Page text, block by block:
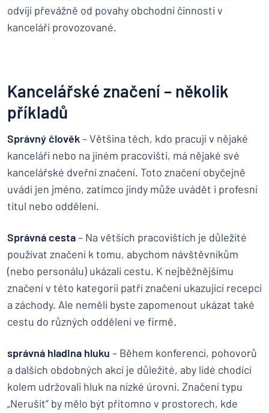
odvíjí převážně od povahy obchodní činnosti v
kanceláři provozované.
Kancelářské značení – několik
příkladů
Správný člověk– Většina těch, kdo pracují v nějaké
kanceláři nebo na jiném pracovišti, má nějaké své
kancelářské dveřní značení. Toto značení obyčejně
uvádí jen jméno, zatímco jindy může uvádět i profesní
titul nebo oddělení.
Správná cesta– Na větších pracovištích je důležité
používat značení k tomu, abychom návštěvníkům
(nebo personálu) ukázali cestu. K nejběžnějšímu
značení v této kategorii patří značení ukazující recepci
a záchody. Ale neměli byste zapomenout ukázat také
cestu do různých oddělení ve firmě.
správná hladina hluku – Během konferencí, pohovorů
a dalších obdobných akcí je důležité, aby lidé chodící
kolem udržovali hluk na nízké úrovni. Značení typu
„Nerušit“ by mělo být přítomno v prostorech, kde